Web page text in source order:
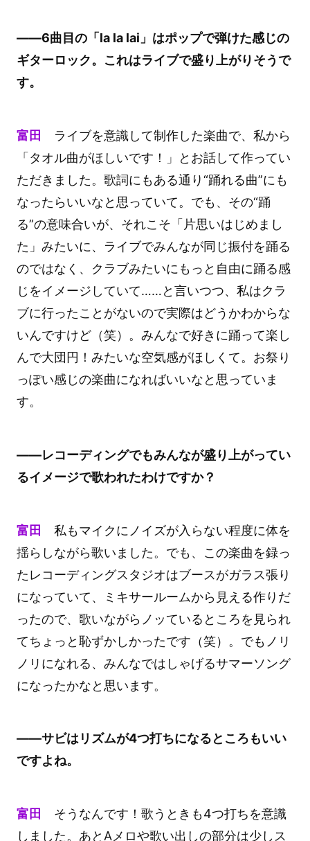
――6曲目の「la la lai」はポップで弾けた感じの
ギターロック。これはライブで盛り上がりそうで
す。
富田
ライブを意識して制作した楽曲で、私から
「タオル曲がほしいです！」とお話して作ってい
ただきました。歌詞にもある通り“踊れる曲”にも
なったらいいなと思っていて。でも、その“踊
る”の意味合いが、それこそ「片思いはじめまし
た」みたいに、ライブでみんなが同じ振付を踊る
のではなく、クラブみたいにもっと自由に踊る感
じをイメージしていて……と言いつつ、私はクラ
ブに行ったことがないので実際はどうかわからな
いんですけど（笑）。みんなで好きに踊って楽し
んで大団円！みたいな空気感がほしくて。お祭り
っぽい感じの楽曲になればいいなと思っていま
す。
――レコーディングでもみんなが盛り上がってい
るイメージで歌われたわけですか？
富田 私もマイクにノイズが入らない程度に体を
揺らしながら歌いました。でも、この楽曲を録っ
たレコーディングスタジオはブースがガラス張り
になっていて、ミキサールームから見える作りだ
ったので、歌いながらノッているところを見られ
てちょっと恥ずかしかったです（笑）。でもノリ
ノリになれる、みんなではしゃげるサマーソング
になったかなと思います。
――サビはリズムが4つ打ちになるところもいい
ですよね。
富田
そうなんです！歌うときも4つ打ちを意識
しました。あとAメロや歌い出しの部分は少しス